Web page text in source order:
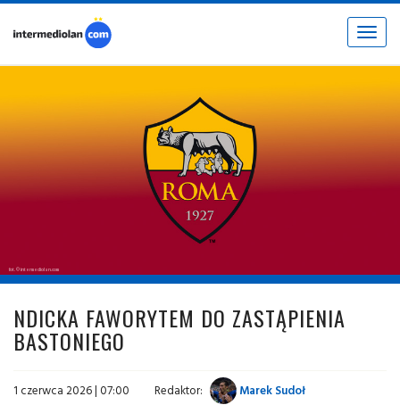
Toggle
fot. © intermediolan.com
NDICKA FAWORYTEM DO ZASTĄPIENIA
BASTONIEGO
1 czerwca 2026 | 07:00 Redaktor:
Marek Sudoł